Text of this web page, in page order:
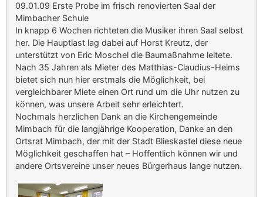
09.01.09 Erste Probe im frisch renovierten Saal der
Mimbacher Schule
In knapp 6 Wochen richteten die Musiker ihren Saal selbst
her. Die Hauptlast lag dabei auf Horst Kreutz, der
unterstützt von Eric Moschel die Baumaßnahme leitete.
Nach 35 Jahren als Mieter des Matthias-Claudius-Heims
bietet sich nun hier erstmals die Möglichkeit, bei
vergleichbarer Miete einen Ort rund um die Uhr nutzen zu
können, was unsere Arbeit sehr erleichtert.
Nochmals herzlichen Dank an die Kirchengemeinde
Mimbach für die langjährige Kooperation, Danke an den
Ortsrat Mimbach, der mit der Stadt Blieskastel diese neue
Möglichkeit geschaffen hat – Hoffentlich können wir und
andere Ortsvereine unser neues Bürgerhaus lange nutzen.